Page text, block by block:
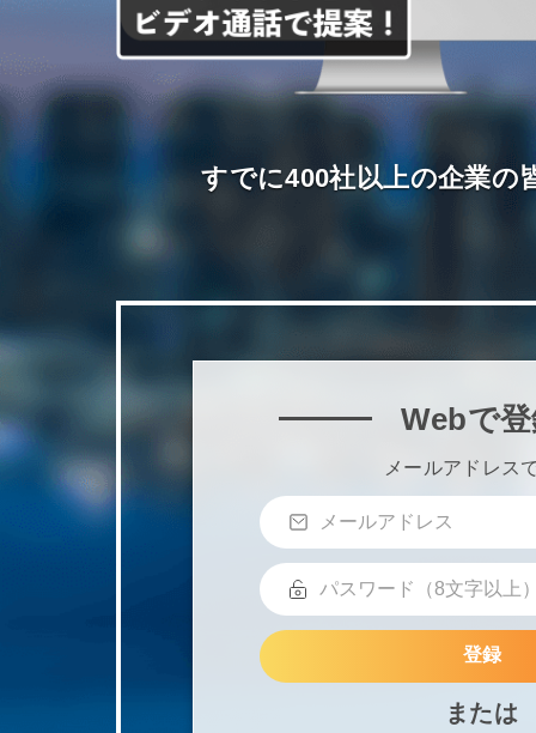
すでに400社以上の企業の
Webで
メールアドレス
登録
または